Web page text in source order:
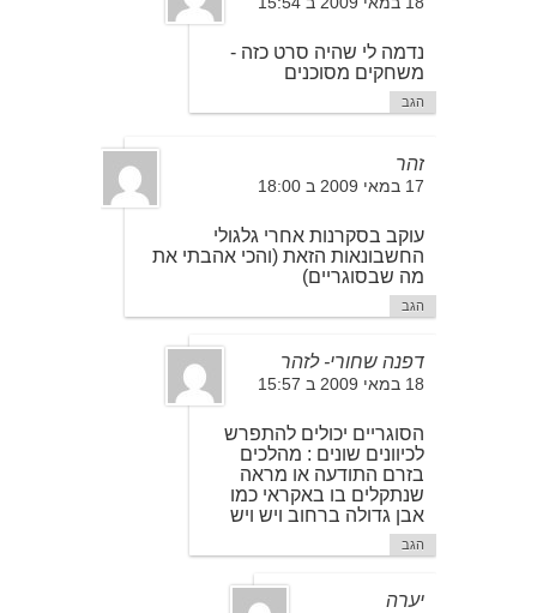
נדמה לי שהיה סרט כזה -
משחקים מסוכנים
הגב
זהר
17 במאי 2009 ב 18:00
עוקב בסקרנות אחרי גלגולי
החשבונאות הזאת (והכי אהבתי את
מה שבסוגריים)
הגב
דפנה שחורי- לזהר
18 במאי 2009 ב 15:57
הסוגריים יכולים להתפרש
לכיוונים שונים : מהלכים
בזרם התודעה או מראה
שנתקלים בו באקראי כמו
אבן גדולה ברחוב ויש ויש
הגב
יערה